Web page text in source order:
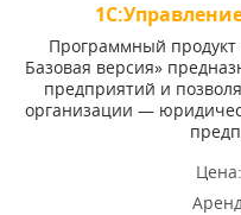
Программный продукт
Базовая версия»
предприятий и
организации —
Цена: